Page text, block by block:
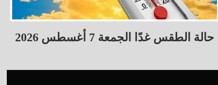
حالة الطقس غدًا الجمعة 7 أغسطس 2026